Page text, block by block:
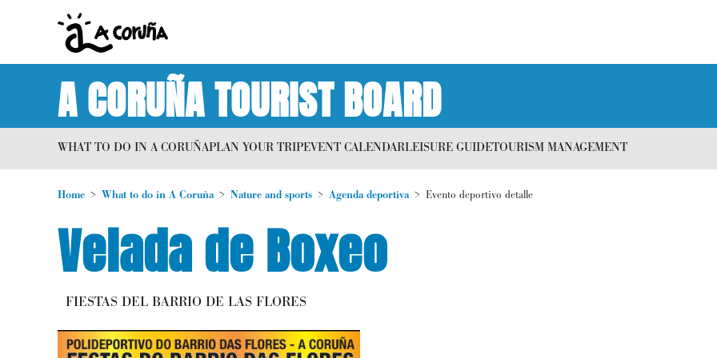
A CORUÑA TOURIST BOARD
WHAT TO DO IN A CORUÑAPLAN YOUR TRIPEVENT CALENDARLEISURE GUIDETOURISM MANAGEMENT
Home What to do in A Coruña Nature and sports Agenda deportiva Evento deportivo detalle
Velada de Boxeo
FIESTAS DEL BARRIO DE LAS FLORES